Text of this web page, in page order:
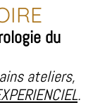
du
ateliers,
.